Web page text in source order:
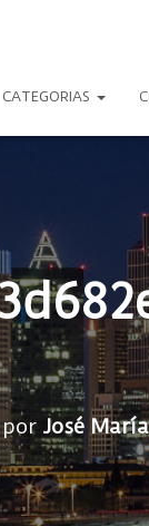
CATEGORIAS
José